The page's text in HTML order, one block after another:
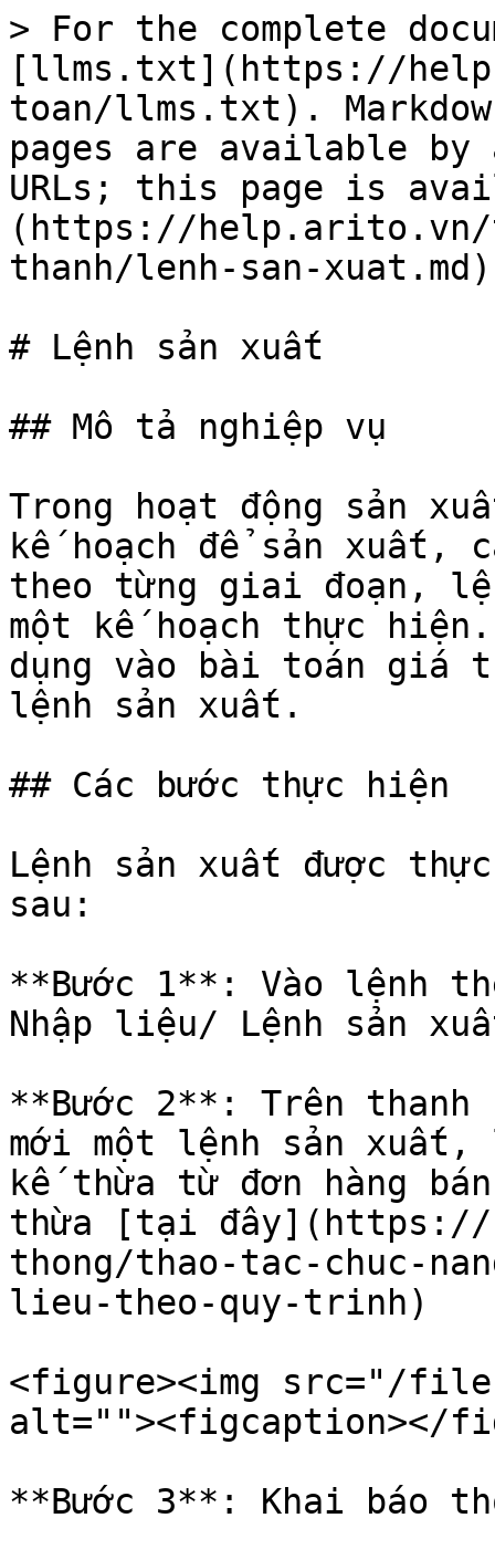
> For the complete
[llms.txt](https://
toan/llms.txt).
pages are available by
URLs; this page is
(https://help.arito.vn/
thanh/lenh-san-
# Lệnh sản xuất
## Mô tả nghiệp vụ
Trong hoạt động sản
kế hoạch để sản xuất,
theo từng giai đoạn,
một kế hoạch thực
dụng vào bài toán giá
lệnh sản xuất.
## Các bước thực hiện
Lệnh sản xuất được
sau:
**Bước 1**: Vào lệnh
Nhập liệu/ Lệnh sản
**Bước 2**: Trên thanh
mới một lệnh sản xuất,
kế thừa từ đơn hàng
thừa [tại đây](https://
thong/thao-tac-chuc-
lieu-theo-quy-trinh)
<figure><img src="/files/
alt=""><figcaption></
**Bước 3**: Khai báo